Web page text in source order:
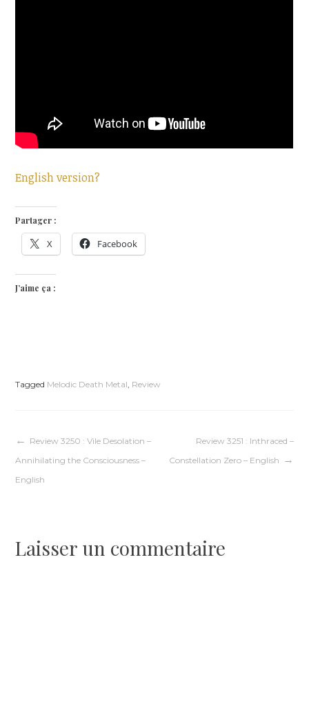
English version?
Partager :
X Facebook
J’aime ça :
Tagged Melodic Death Metal, Review
Navigation
de
Review 3250 : Vile Desolation –
Annihilating the Consciousness –
English
Review 3251 : Inthraced –
Constellation Zero – English
Laisser un commentaire